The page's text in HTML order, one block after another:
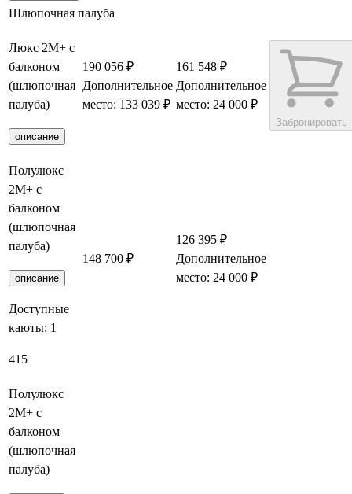
Шлюпочная палуба
Люкс 2М+ с
балконом
(шлюпочная
палуба)
описание
190 056 ₽
Дополнительное
место: 133 039 ₽
161 548 ₽
Дополнительное
место: 24 000 ₽
Забронировать
Полулюкс
2М+ с
балконом
(шлюпочная
палуба)
описание
Доступные
каюты: 1
415
148 700 ₽
126 395 ₽
Дополнительное
место: 24 000 ₽
Полулюкс
2М+ с
балконом
(шлюпочная
палуба)